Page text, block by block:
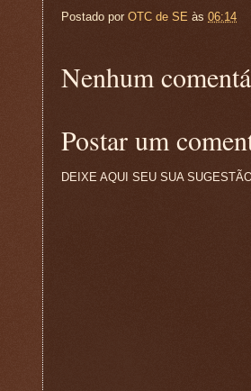
Postado por OTC de SE às 06:14
Nenhum
Postar um
DEIXE AQUI SEU SUA